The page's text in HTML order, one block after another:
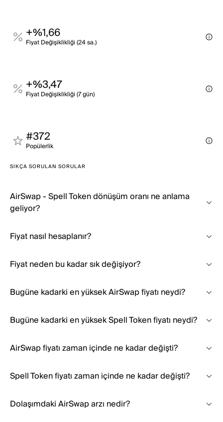
+%1,66
Fi̇yat Deği̇şi̇kli̇kli̇ği̇ (24 sa.)
+%3,47
Fi̇yat Deği̇şi̇kli̇kli̇ği̇ (7 gün)
#372
Popülerli̇k
SIKÇA SORULAN SORULAR
AirSwap - Spell Token dönüşüm oranı ne anlama
geliyor?
Fiyat nasıl hesaplanır?
Fiyat neden bu kadar sık değişiyor?
Bugüne kadarki en yüksek AirSwap fiyatı neydi?
Bugüne kadarki en yüksek Spell Token fiyatı neydi?
AirSwap fiyatı zaman içinde ne kadar değişti?
Spell Token fiyatı zaman içinde ne kadar değişti?
Dolaşımdaki AirSwap arzı nedir?